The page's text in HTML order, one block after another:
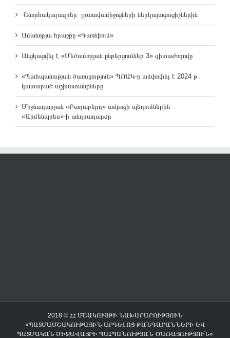
Շնորհակալագրեր լրատվամիջոցների ներկայացուցիչներին
Ամանորյա հրաշքը «Գառնիում»
Անցկացվել է «Մեծամորյան ընթերցումներ 3» գիտաժողովը
«Պահպանության ծառայություն» ՊՈԱԿ-ը ամփոփել է 2024 թ․
կատարած աշխատանքները
Միջնադարյան «Բաղաբերդ» ամրոցի պեղումներին
«Արմենպրես»-ի անդրադարձը
2018 © ՀՀ ՄՇԱԿՈՒՅԹԻ ՆԱԽԱՐԱՐՈՒԹՅՈՒՆ
«ՊԱՏՄԱՄՇԱԿՈՒԹԱՅԻՆ ԱՐԳԵԼՈՑ-ԹԱՆԳԱՐԱՆՆԵՐԻ ԵՎ
ՊԱՏՄԱԿԱՆ ՄԻՋԱՎԱՅՐԻ ՊԱՀՊԱՆՈՒԹՅԱՆ ԾԱՌԱՅՈՒԹՅՈՒՆ»